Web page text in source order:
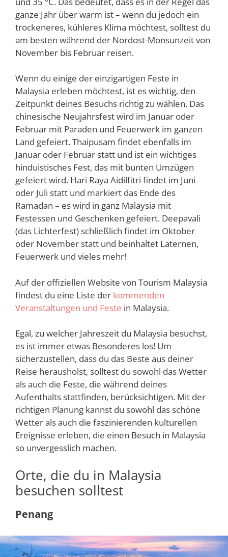
ganze Jahr über warm ist – wenn du jedoch ein
trockeneres, kühleres Klima möchtest, solltest du
am besten während der Nordost-Monsunzeit von
November bis Februar reisen.
Wenn du einige der einzigartigen Feste in
Malaysia erleben möchtest, ist es wichtig, den
Zeitpunkt deines Besuchs richtig zu wählen. Das
chinesische Neujahrsfest wird im Januar oder
Februar mit Paraden und Feuerwerk im ganzen
Land gefeiert. Thaipusam findet ebenfalls im
Januar oder Februar statt und ist ein wichtiges
hinduistisches Fest, das mit bunten Umzügen
gefeiert wird. Hari Raya Aidilfitri findet im Juni
oder Juli statt und markiert das Ende des
Ramadan – es wird in ganz Malaysia mit
Festessen und Geschenken gefeiert. Deepavali
(das Lichterfest) schließlich findet im Oktober
oder November statt und beinhaltet Laternen,
Feuerwerk und vieles mehr!
Auf der offiziellen Website von Tourism Malaysia
findest du eine Liste der kommenden
Veranstaltungen und Feste in Malaysia.
Egal, zu welcher Jahreszeit du Malaysia besuchst,
es ist immer etwas Besonderes los! Um
sicherzustellen, dass du das Beste aus deiner
Reise herausholst, solltest du sowohl das Wetter
als auch die Feste, die während deines
Aufenthalts stattfinden, berücksichtigen. Mit der
richtigen Planung kannst du sowohl das schöne
Wetter als auch die faszinierenden kulturellen
Ereignisse erleben, die einen Besuch in Malaysia
so unvergesslich machen.
Orte, die du in Malaysia
besuchen solltest
Penang